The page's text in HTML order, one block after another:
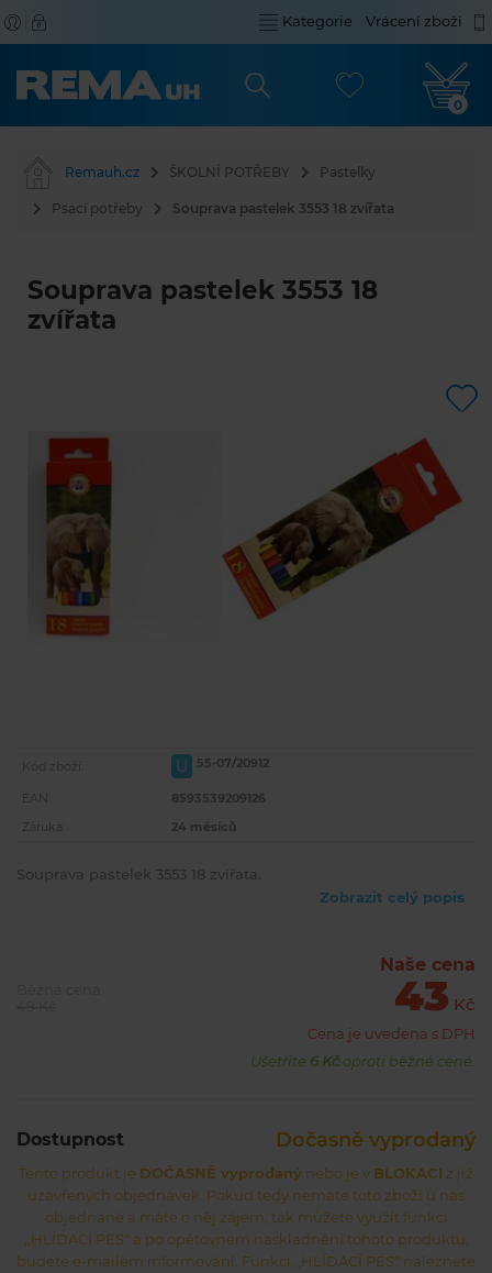
Kategorie Vrácení zboží
0
Remauh.cz ŠKOLNÍ POTŘEBY Pastelky
Psací potřeby Souprava pastelek 3553 18 zvířata
Souprava pastelek 3553 18
zvířata
Kód zboží: U 55-07/20912
EAN:
8593539209126
Záruka:
24 měsíců
Souprava pastelek 3553 18 zvířata.
Zobrazit celý popis
Naše cena
43 Kč
Cena je uvedena s DPH
Ušetříte 6 Kčoproti běžné ceně.
Dostupnost Dočasně vyprodaný
Tento produkt je DOČASNĚ vyprodaný nebo je v BLOKACI z již
uzavřených objednávek. Pokud tedy nemáte toto zboží u nás
objednané a máte o něj zájem, tak můžete využít funkci
,,HLÍDACÍ PES" a po opětovném naskladnění tohoto produktu,
budete e-mailem informování. Funkci ,,HLÍDACÍ PES" naleznete